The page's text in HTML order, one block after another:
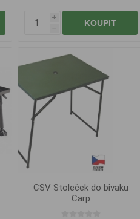
i
h
KOUPIT
CSV Stoleček do bivaku
Carp